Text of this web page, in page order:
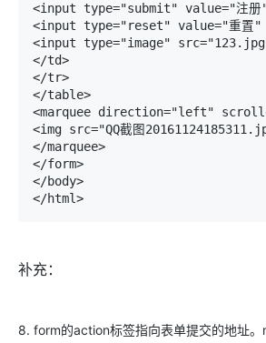
<input type="submit" value="注
<input type="reset" value="重置
<input type="image"
</td>
</tr>
</table>
<marquee direction="left"
<img src="QQ截图
</marquee>
</form>
</body>
</html>
补充：
8. form的action标签指向表单提交的地址